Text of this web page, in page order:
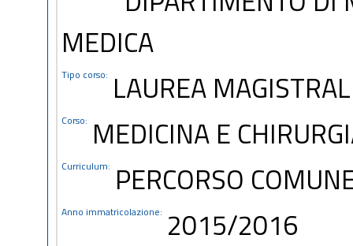
MEDICA
Tipo corso: LAUREA
Corso: MEDICINA E
Curriculum: PERCORSO
Anno immatricolazione: 2015/2016